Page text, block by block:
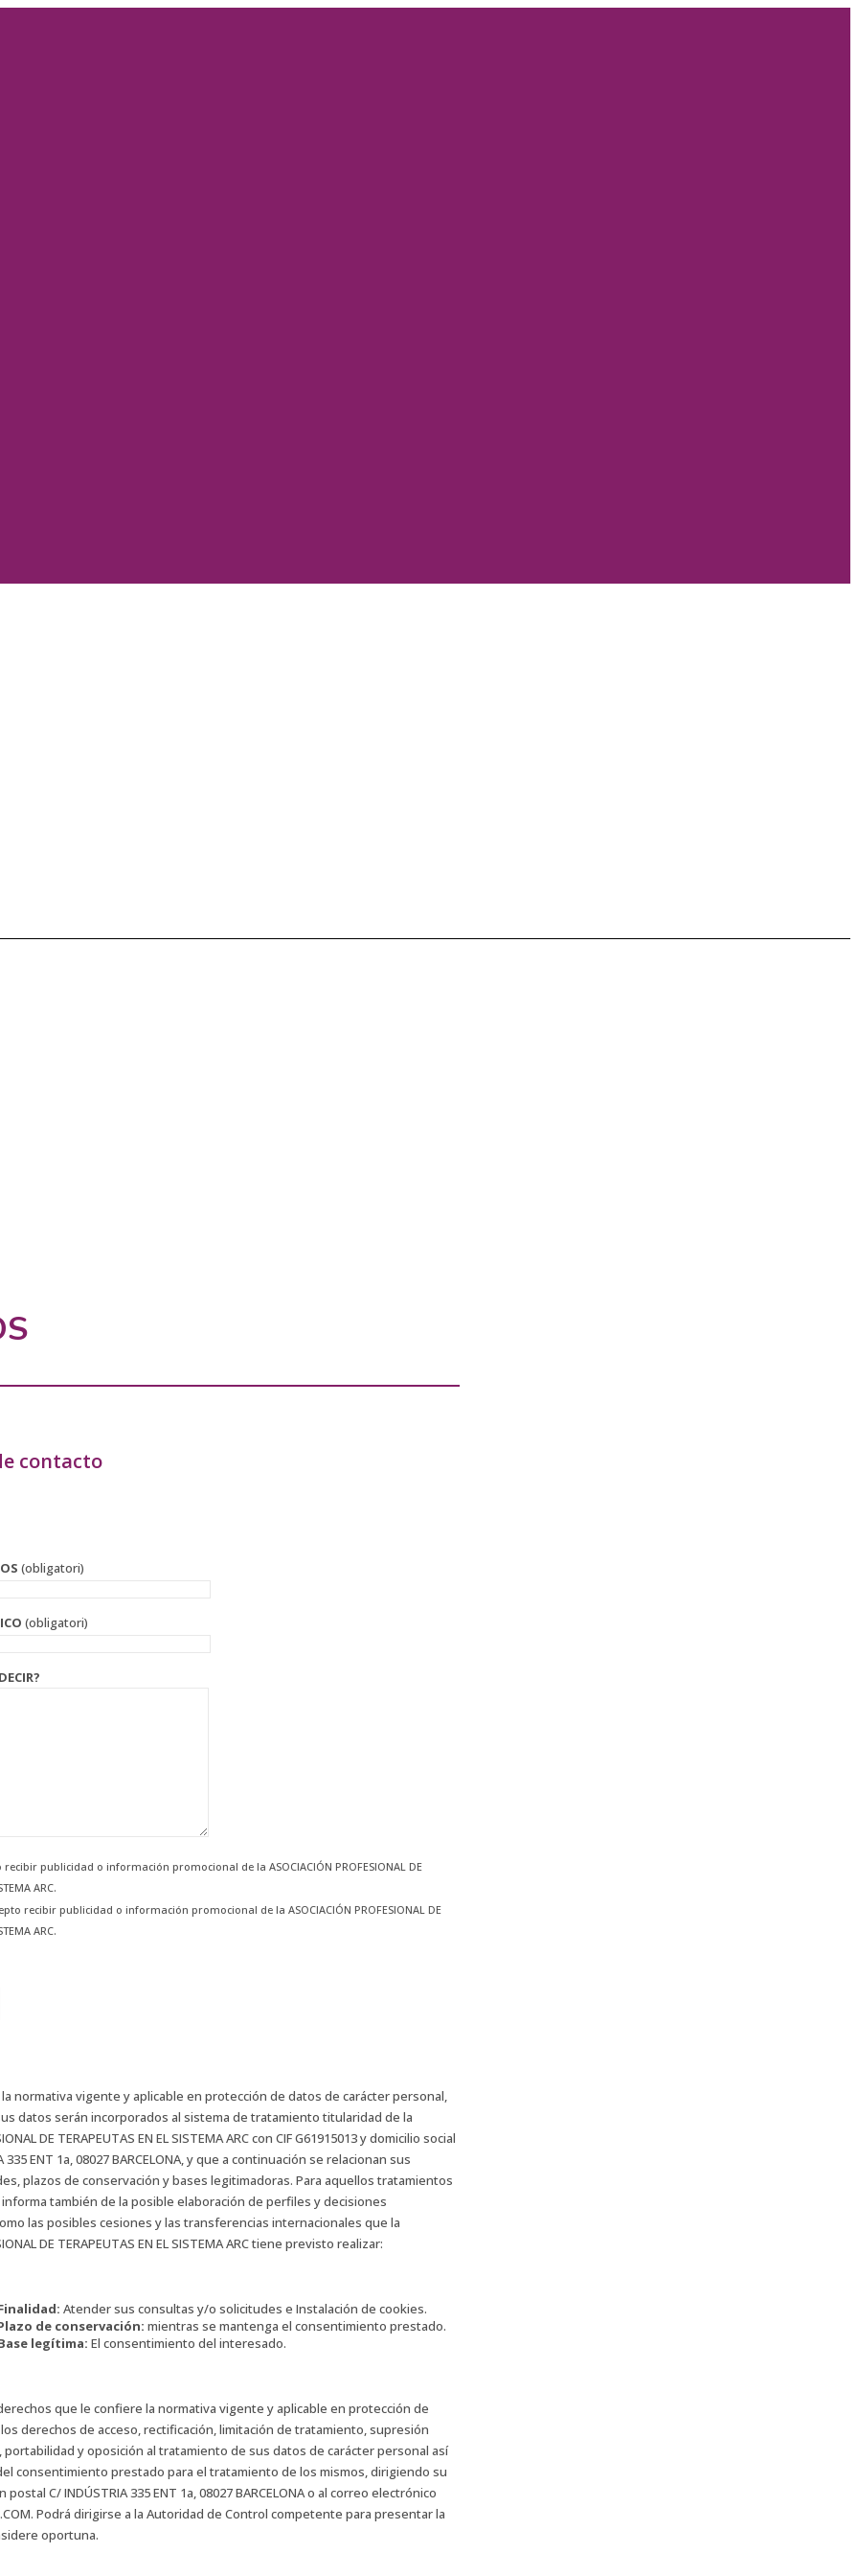
contacto
(obligatori)
(obligatori)
recibir publicidad o información promocional de la ASOCIACIÓN PROFESIONAL DE
ARC.
recibir publicidad o información promocional de la ASOCIACIÓN PROFESIONAL DE
ARC.
normativa vigente y aplicable en protección de datos de carácter personal,
datos serán incorporados al sistema de tratamiento titularidad de la
DE TERAPEUTAS EN EL SISTEMA ARC con CIF G61915013 y domicilio social
335 ENT 1a, 08027 BARCELONA, y que a continuación se relacionan sus
plazos de conservación y bases legitimadoras. Para aquellos tratamientos
también de la posible elaboración de perfiles y decisiones
las posibles cesiones y las transferencias internacionales que la
DE TERAPEUTAS EN EL SISTEMA ARC tiene previsto realizar:
Atender sus consultas y/o solicitudes e Instalación de cookies.
de conservación: mientras se mantenga el consentimiento prestado.
legítima: El consentimiento del interesado.
que le confiere la normativa vigente y aplicable en protección de
derechos de acceso, rectificación, limitación de tratamiento, supresión
portabilidad y oposición al tratamiento de sus datos de carácter personal así
consentimiento prestado para el tratamiento de los mismos, dirigiendo su
C/ INDÚSTRIA 335 ENT 1a, 08027 BARCELONA o al correo electrónico
Podrá dirigirse a la Autoridad de Control competente para presentar la
oportuna.